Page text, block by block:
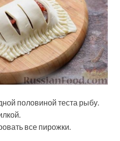
половиной теста рыбу.
все пирожки.